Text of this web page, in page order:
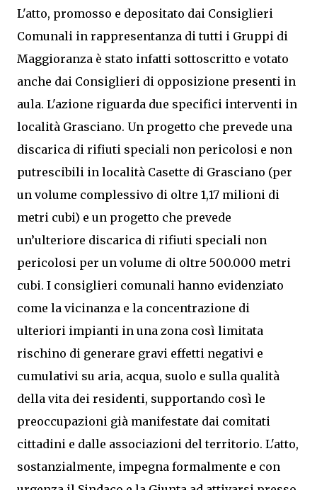
L'atto, promosso e depositato dai Consiglieri
Comunali in rappresentanza di tutti i Gruppi di
Maggioranza è stato infatti sottoscritto e votato
anche dai Consiglieri di opposizione presenti in
aula. L'azione riguarda due specifici interventi in
località Grasciano. Un progetto che prevede una
discarica di rifiuti speciali non pericolosi e non
putrescibili in località Casette di Grasciano (per
un volume complessivo di oltre 1,17 milioni di
metri cubi) e un progetto che prevede
un’ulteriore discarica di rifiuti speciali non
pericolosi per un volume di oltre 500.000 metri
cubi. I consiglieri comunali hanno evidenziato
come la vicinanza e la concentrazione di
ulteriori impianti in una zona così limitata
rischino di generare gravi effetti negativi e
cumulativi su aria, acqua, suolo e sulla qualità
della vita dei residenti, supportando così le
preoccupazioni già manifestate dai comitati
cittadini e dalle associazioni del territorio. L'atto,
sostanzialmente, impegna formalmente e con